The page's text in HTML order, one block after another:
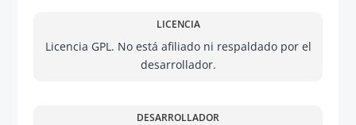
LICENCIA
Licencia GPL. No está afiliado ni respaldado por el
desarrollador.
DESARROLLADOR